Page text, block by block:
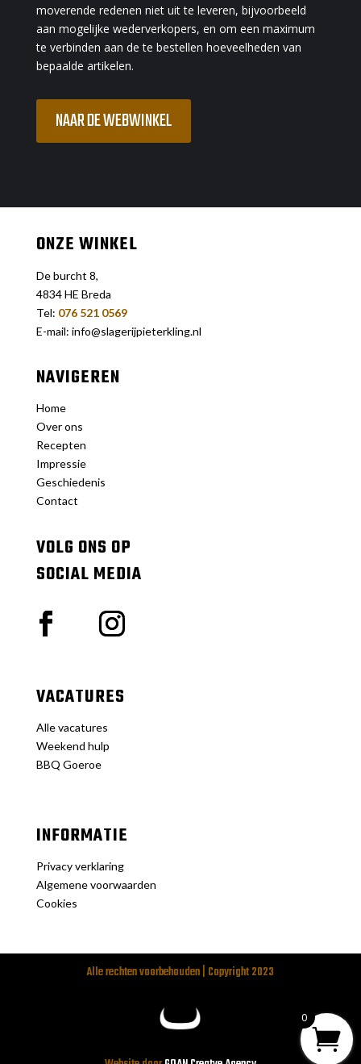
moverende redenen niet uit te leveren, bijvoorbeeld
aan mogelijke wederverkopers, en om een maximum
te verbinden aan de te bestellen hoeveelheden van
bepaalde artikelen.
NAAR DE WEBWINKEL
ONZE WINKEL
De burcht 8,
4834 HE Breda
Tel: 076 521 0569
E-mail: info@slagerijpieterkling.nl
NAVIGEREN
Home
Over ons
Recepten
Impressie
Geschiedenis
Contact
VOLG ONS OP
SOCIAL MEDIA
VACATURES
Alle vacatures
Weekend hulp
BBQ Goeroe
INFORMATIE
Privacy verklaring
Algemene voorwaarden
Cookies
Alle rechten voorbehouden | Copyright 2023
0